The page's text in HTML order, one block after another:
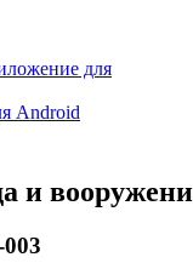
для
Android
и